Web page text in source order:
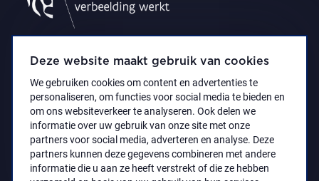
Deze website maakt gebruik van cookies
We gebruiken cookies om content en advertenties te
personaliseren, om functies voor social media te bieden en
om ons websiteverkeer te analyseren. Ook delen we
informatie over uw gebruik van onze site met onze
partners voor social media, adverteren en analyse. Deze
partners kunnen deze gegevens combineren met andere
informatie die u aan ze heeft verstrekt of die ze hebben
Privacyverklaring Toegankelijkheidsverklaring